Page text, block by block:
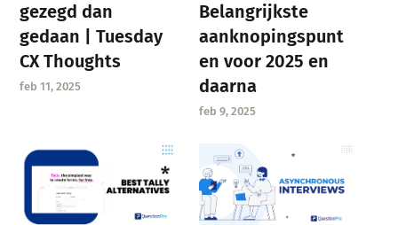
gezegd dan
gedaan | Tuesday
CX Thoughts
feb 11, 2025
Belangrijkste
aanknopingspunt
en voor 2025 en
daarna
feb 9, 2025